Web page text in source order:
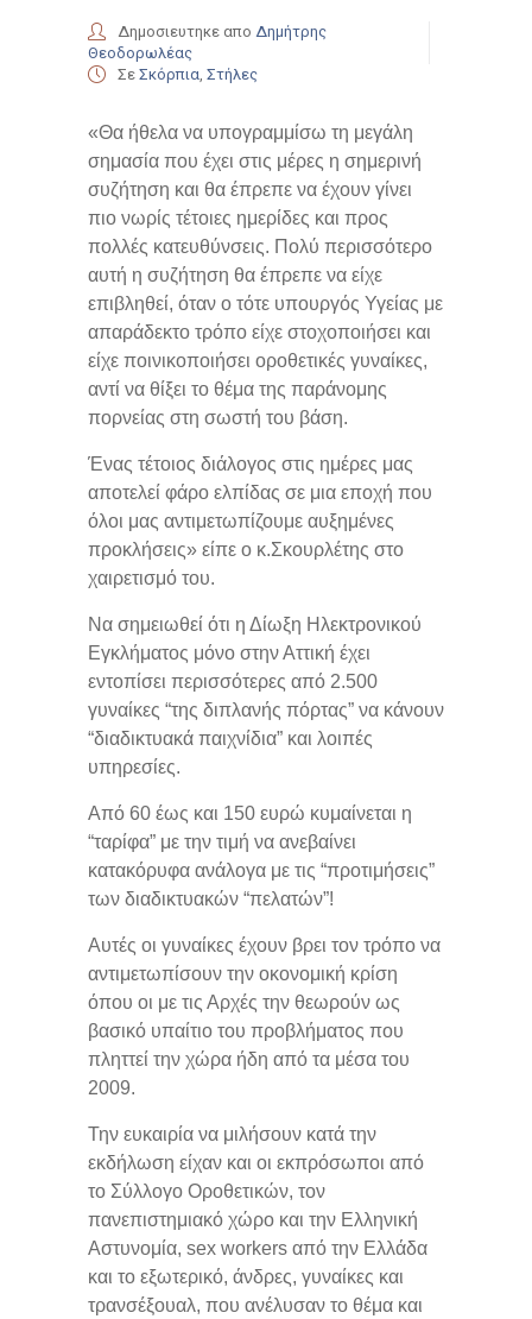
Δημοσιευτηκε απο Δημήτρης
Θεοδορωλέας
Σε Σκόρπια, Στήλες
«Θα ήθελα να υπογραμμίσω τη μεγάλη
σημασία που έχει στις μέρες η σημερινή
συζήτηση και θα έπρεπε να έχουν γίνει
πιο νωρίς τέτοιες ημερίδες και προς
πολλές κατευθύνσεις. Πολύ περισσότερο
αυτή η συζήτηση θα έπρεπε να είχε
επιβληθεί, όταν ο τότε υπουργός Υγείας με
απαράδεκτο τρόπο είχε στοχοποιήσει και
είχε ποινικοποιήσει οροθετικές γυναίκες,
αντί να θίξει το θέμα της παράνομης
πορνείας στη σωστή του βάση.
Ένας τέτοιος διάλογος στις ημέρες μας
αποτελεί φάρο ελπίδας σε μια εποχή που
όλοι μας αντιμετωπίζουμε αυξημένες
προκλήσεις» είπε ο κ.Σκουρλέτης στο
χαιρετισμό του.
Να σημειωθεί ότι η Δίωξη Ηλεκτρονικού
Εγκλήματος μόνο στην Αττική έχει
εντοπίσει περισσότερες από 2.500
γυναίκες “της διπλανής πόρτας” να κάνουν
“διαδικτυακά παιχνίδια” και λοιπές
υπηρεσίες.
Από 60 έως και 150 ευρώ κυμαίνεται η
“ταρίφα” με την τιμή να ανεβαίνει
κατακόρυφα ανάλογα με τις “προτιμήσεις”
των διαδικτυακών “πελατών”!
Αυτές οι γυναίκες έχουν βρει τον τρόπο να
αντιμετωπίσουν την οκονομική κρίση
όπου οι με τις Αρχές την θεωρούν ως
βασικό υπαίτιο του προβλήματος που
πληττεί την χώρα ήδη από τα μέσα του
2009.
Την ευκαιρία να μιλήσουν κατά την
εκδήλωση είχαν και οι εκπρόσωποι από
το Σύλλογο Οροθετικών, τον
πανεπιστημιακό χώρο και την Ελληνική
Αστυνομία, sex workers από την Ελλάδα
και το εξωτερικό, άνδρες, γυναίκες και
τρανσέξουαλ, που ανέλυσαν το θέμα και